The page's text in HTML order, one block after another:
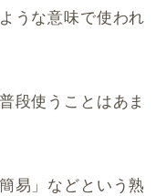
うな意味で使われ
段使うことはあま
易」などという熟